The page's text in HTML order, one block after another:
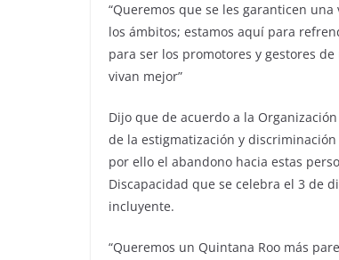
“Queremos que se les garanticen
los ámbitos; estamos aquí para
para ser los promotores y gestores
vivan mejor”
Dijo que de acuerdo a la
de la estigmatización y
por ello el abandono hacia estas
Discapacidad que se celebra el 3 de
incluyente.
“Queremos un Quintana Roo más